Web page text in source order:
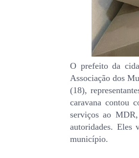
O prefeito da
Associação dos
(18),
caravana contou
serviços ao
autoridades. Eles
município.